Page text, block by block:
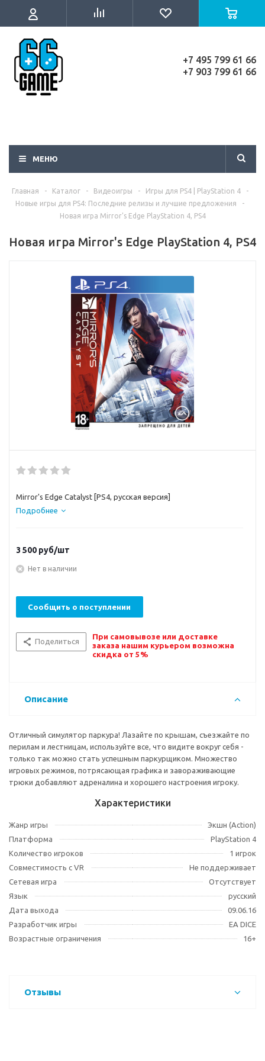
+7 495 799 61 66
+7 903 799 61 66
МЕНЮ
Главная - Каталог - Видеоигры - Игры для PS4 | PlayStation 4
-
Новые игры для PS4: Последние релизы и лучшие предложения
-
Новая игра Mirror's Edge PlayStation 4, PS4
Новая игра Mirror's Edge PlayStation 4, PS4
Mirror's Edge Catalyst [PS4, русская версия]
Подробнее
3 500 руб/шт
Нет в наличии
Сообщить о поступлении
Поделиться
При самовывозе или доставке
заказа нашим курьером возможна
скидка от 5%
Описание
Отличный симулятор паркура! Лазайте по крышам, съезжайте по
перилам и лестницам, используйте все, что видите вокруг себя -
только так можно стать успешным паркурщиком. Множество
игровых режимов, потрясающая графика и завораживающие
трюки добавляют адреналина и хорошего настроения игроку.
Характеристики
Жанр игры
Экшн (Action)
Платформа
PlayStation 4
Количество игроков
1 игрок
Совместимость с VR
Не поддерживает
Сетевая игра
Отсутствует
Язык
русский
Дата выхода
09.06.16
Разработчик игры
EA DICE
Возрастные ограничения
16+
Отзывы